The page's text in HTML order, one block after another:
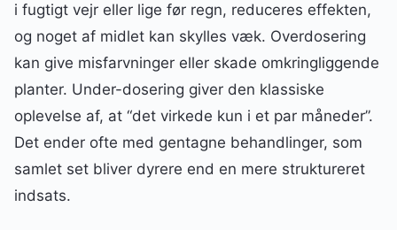
i fugtigt vejr eller lige før regn, reduceres effekten,
og noget af midlet kan skylles væk. Overdosering
kan give misfarvninger eller skade omkringliggende
planter. Under-dosering giver den klassiske
oplevelse af, at “det virkede kun i et par måneder”.
Det ender ofte med gentagne behandlinger, som
samlet set bliver dyrere end en mere struktureret
indsats.